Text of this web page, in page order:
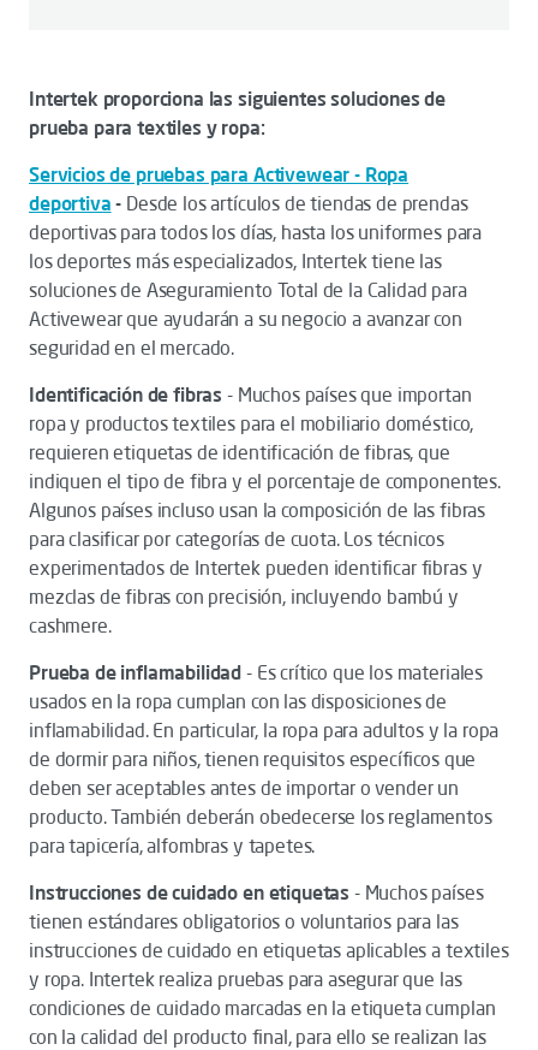
Intertek proporciona las siguientes soluciones de
prueba para textiles y ropa:
Servicios de pruebas para Activewear - Ropa
deportiva - Desde los artículos de tiendas de prendas
deportivas para todos los días, hasta los uniformes para
los deportes más especializados, Intertek tiene las
soluciones de Aseguramiento Total de la Calidad para
Activewear que ayudarán a su negocio a avanzar con
seguridad en el mercado.
Identificación de fibras - Muchos países que importan
ropa y productos textiles para el mobiliario doméstico,
requieren etiquetas de identificación de fibras, que
indiquen el tipo de fibra y el porcentaje de componentes.
Algunos países incluso usan la composición de las fibras
para clasificar por categorías de cuota. Los técnicos
experimentados de Intertek pueden identificar fibras y
mezclas de fibras con precisión, incluyendo bambú y
cashmere.
Prueba de inflamabilidad - Es crítico que los materiales
usados en la ropa cumplan con las disposiciones de
inflamabilidad. En particular, la ropa para adultos y la ropa
de dormir para niños, tienen requisitos específicos que
deben ser aceptables antes de importar o vender un
producto. También deberán obedecerse los reglamentos
para tapicería, alfombras y tapetes.
Instrucciones de cuidado en etiquetas - Muchos países
tienen estándares obligatorios o voluntarios para las
instrucciones de cuidado en etiquetas aplicables a textiles
y ropa. Intertek realiza pruebas para asegurar que las
condiciones de cuidado marcadas en la etiqueta cumplan
con la calidad del producto final, para ello se realizan las